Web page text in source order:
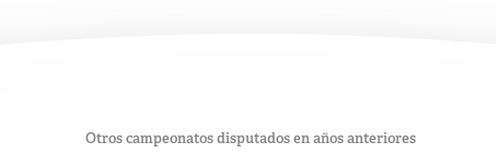
Otros campeonatos disputados en años anteriores